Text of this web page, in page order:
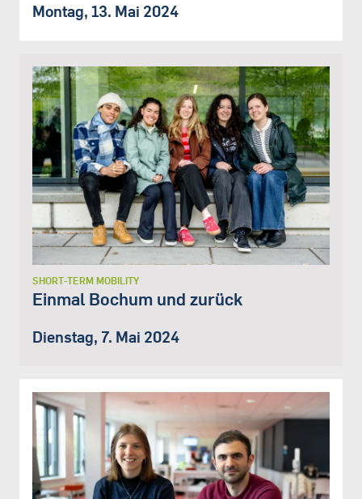
Montag, 13. Mai 2024
SHORT-TERM MOBILITY
Einmal Bochum und zurück
Dienstag, 7. Mai 2024